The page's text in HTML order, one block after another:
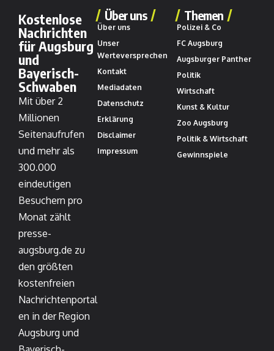
Kostenlose
Nachrichten
für Augsburg
und
Bayerisch-
Schwaben
Mit über 2
Millionen
Seitenaufrufen
und mehr als
300.000
eindeutigen
Besuchern pro
Monat zählt
presse-
augsburg.de zu
den größten
kostenfreien
Nachrichtenportal
en in der Region
Augsburg und
Über uns
Über uns
Unser
Werteversprechen
Kontakt
Mediadaten
Datenschutz
Erklärung
Disclaimer
Impressum
Themen
Polizei & Co
FC Augsburg
Augsburger Panther
Politik
Wirtschaft
Kunst & Kultur
Zoo Augsburg
Politik & Wirtschaft
Gewinnspiele